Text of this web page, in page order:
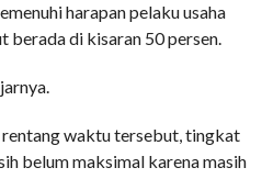
harapan pelaku usaha
di kisaran 50 persen.
rentang waktu tersebut, tingkat
belum maksimal karena masih